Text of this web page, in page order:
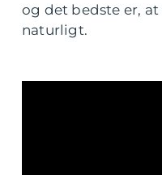
og det bedste er,
naturligt.